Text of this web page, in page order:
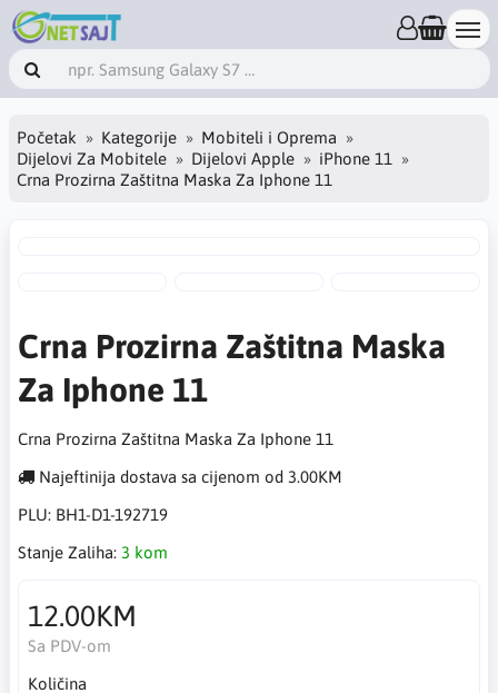
Početak Kategorije
Mobiteli i Oprema
Dijelovi Za Mobitele
Dijelovi Apple
iPhone 11
Crna Prozirna Zaštitna Maska Za Iphone 11
Crna Prozirna Zaštitna Maska
Za Iphone 11
Crna Prozirna Zaštitna Maska Za Iphone 11
Najeftinija dostava sa cijenom od 3.00KM
PLU: BH1-D1-192719
Stanje Zaliha: 3 kom
12.00KM
Sa PDV-om
Količina